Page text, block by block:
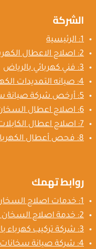
الشركة
1: الرئيسية
2: اصلاح الاعطال الكهربائية
3: فني كهربائي بالرياض
4: صيانه التمديدات الكهربائية بالرياض
5: أرخص شركة صيانة سخانات بالرياض
6: اصلاح اعطال السخان الكهربائي
7: اصلاح اعطال الكابلات الكهربائية
8: فحص أعطال الكهرباء بالرياض
روابط تهمك
1: خدمات اصلاح السخان الكهربي بالرياض
2: خدمة اصلاح السخان الكهربي في الرياض
3: شركة تركيب كهرباء بالرياض
4: شركة صيانة سخانات كهربية في الرياض